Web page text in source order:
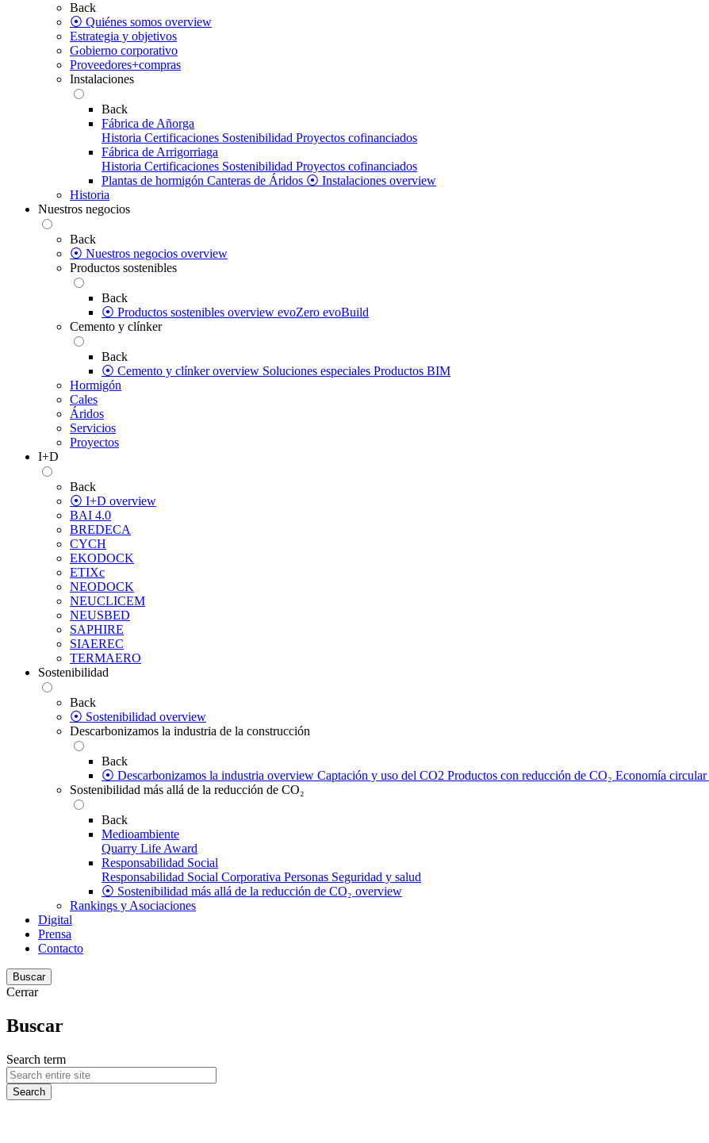
Back
⦿ Quiénes somos overview
Estrategia y objetivos
Gobierno corporativo
Proveedores+compras
Instalaciones
Back
Fábrica de Añorga
Historia Certificaciones Sostenibilidad Proyectos cofinanciados
Fábrica de Arrigorriaga
Historia Certificaciones Sostenibilidad Proyectos cofinanciados
Plantas de hormigón Canteras de Áridos ⦿ Instalaciones overview
Historia
Nuestros negocios
Back
⦿ Nuestros negocios overview
Productos sostenibles
Back
⦿ Productos sostenibles overview evoZero evoBuild
Cemento y clínker
Back
⦿ Cemento y clínker overview Soluciones especiales Productos BIM
Hormigón
Cales
Áridos
Servicios
Proyectos
I+D
Back
⦿ I+D overview
BAI 4.0
BREDECA
CYCH
EKODOCK
ETIXc
NEODOCK
NEUCLICEM
NEUSBED
SAPHIRE
SIAEREC
TERMAERO
Sostenibilidad
Back
⦿ Sostenibilidad overview
Descarbonizamos la industria de la construcción
Back
⦿ Descarbonizamos la industria overview Captación y uso del CO2 Productos con reducción de CO₂ Economía circular
Sostenibilidad más allá de la reducción de CO₂
Back
Medioambiente
Quarry Life Award
Responsabilidad Social
Responsabilidad Social Corporativa Personas Seguridad y salud
⦿ Sostenibilidad más allá de la reducción de CO₂ overview
Rankings y Asociaciones
Digital
Prensa
Contacto
Buscar
Cerrar
Buscar
Search term